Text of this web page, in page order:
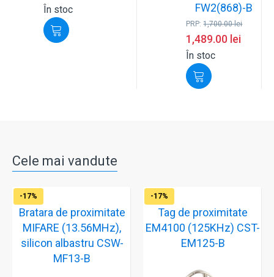
În stoc
FW2(868)-B
PRP:1,700.00lei
1,489.00 lei
În stoc
Cele mai vandute
-17%
Bratara de proximitate
MIFARE (13.56MHz),
silicon albastru CSW-
MF13-B
-17%
Tag de proximitate
EM4100 (125KHz) CST-
EM125-B